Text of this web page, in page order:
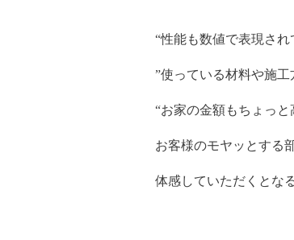
“性能も数値で表現さ
”使っている材料や施
“お家の金額もちょっ
お客様のモヤッとする
体感していただくとな